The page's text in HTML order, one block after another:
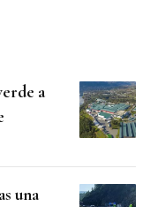
a
una